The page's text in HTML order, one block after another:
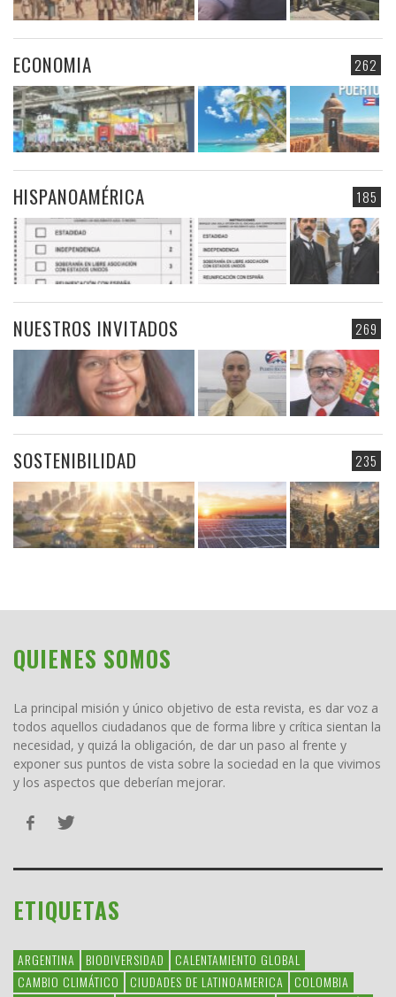
262
ECONOMIA
185
HISPANOAMÉRICA
269
NUESTROS INVITADOS
235
SOSTENIBILIDAD
QUIENES SOMOS
La principal misión y único objetivo de esta revista, es dar voz a
todos aquellos ciudadanos que de forma libre y crítica sientan la
necesidad, y quizá la obligación, de dar un paso al frente y
exponer sus puntos de vista sobre la sociedad en la que vivimos
y los aspectos que deberían mejorar.
ETIQUETAS
ARGENTINA BIODIVERSIDAD
CALENTAMIENTO GLOBAL
CAMBIO CLIMÁTICO
CIUDADES DE LATINOAMERICA
COLOMBIA